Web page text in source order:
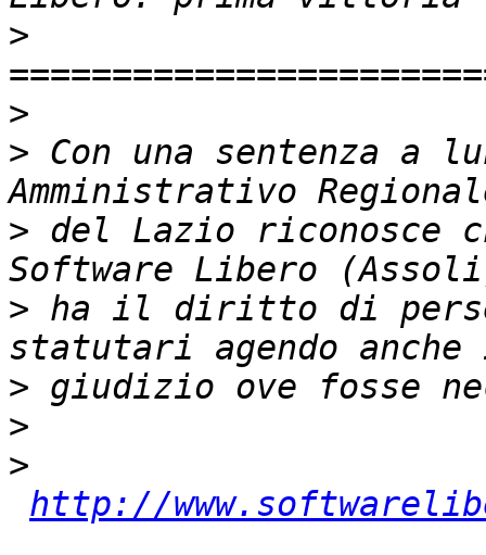
>
>
> Con una sentenza a
> del Lazio riconosce
> ha il diritto di
>
>
>
http://